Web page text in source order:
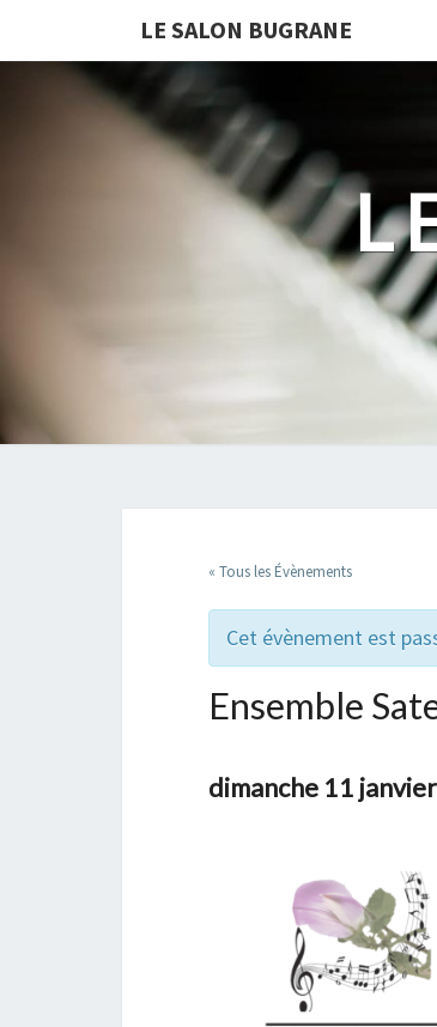
LE SALON BUGRANE
« Tous les Évènements
Cet évènement est
Ensemble
dimanche 11